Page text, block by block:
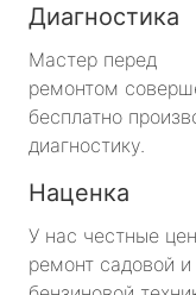
Диагностика
Мастер перед
ремонтом
бесплатно
диагностику.
Наценка
У нас честные
ремонт садовой и